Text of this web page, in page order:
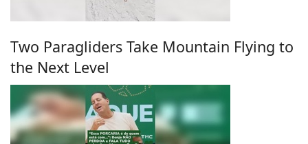
Two Paragliders Take Mountain Flying to
the Next Level